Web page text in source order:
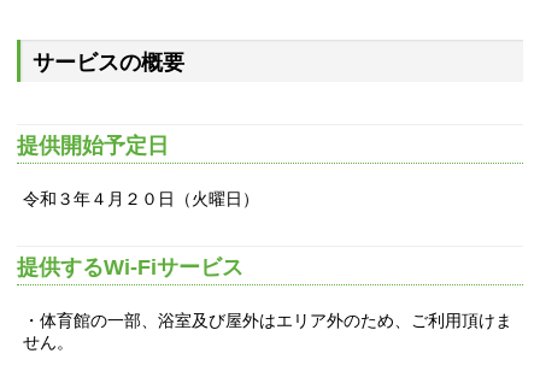
サービスの概要
提供開始予定日
令和３年４月２０日（火曜日）
提供するWi-Fiサービス
・体育館の一部、浴室及び屋外はエリア外のため、ご利用頂けま
せん。